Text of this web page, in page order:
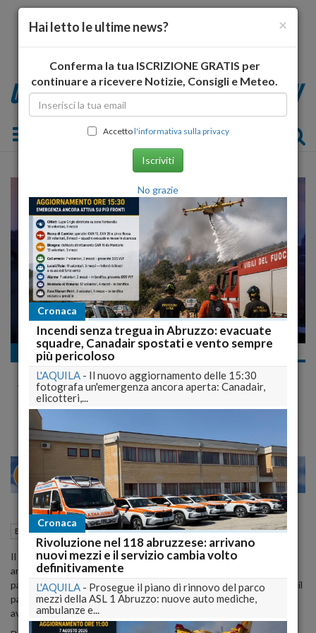
Toggle navigation
Eventi
"Invito a Palazzo": la Carispaq mecenate dell'arte
Aquilana
Intervista a Vittorio Iannucci e Luca Marchetti
MILANO 22 27
Eventi L'Aquila (AQ) 11 Ottobre 2012 17:57
Il 6 ottobre scorso la Carispaq ha preso parte alla manifestazione
artistica "Invito a Palazzo" esponendo a Roma 17 opere facenti
parte della propria collezione, a testimonianza dell'importanza che il
patrimonio culturale della città ha sempre avuto e continua ad
avere per l'istituto bancario aquilano.
×
Hai letto le ultime news?
Conferma la tua ISCRIZIONE GRATIS per
continuare a ricevere Notizie, Consigli e Meteo.
Accettol'informativa sulla privacy
Iscriviti
No grazie
Cronaca
Incendi senza tregua in Abruzzo: evacuate
squadre, Canadair spostati e vento sempre
più pericoloso
L'AQUILA - Il nuovo aggiornamento delle 15:30
fotografa un'emergenza ancora aperta: Canadair,
elicotteri,...
Cronaca
Rivoluzione nel 118 abruzzese: arrivano
nuovi mezzi e il servizio cambia volto
definitivamente
L'AQUILA - Prosegue il piano di rinnovo del parco
mezzi della ASL 1 Abruzzo: nuove auto mediche,
ambulanze e...